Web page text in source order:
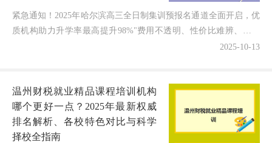
紧急通知！2025年哈尔滨高三全日制集训预报名通道全面开启，优
质机构助力升学率最高提升98%"费用不透明、性价比难辨、择校
2025-10-13
温州财税就业精品课程培训机构
哪个更好一点？2025年最新权威
排名解析、各校特色对比与科学
择校全指南